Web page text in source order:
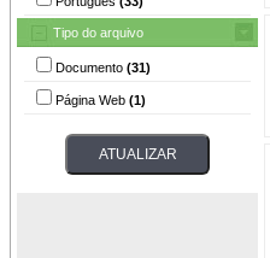
Tipo do arquivo
Documento (31)
Página Web (1)